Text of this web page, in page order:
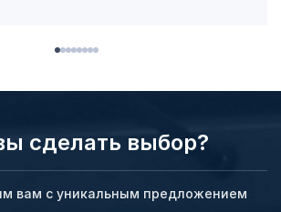
сделать выбор?
вам с уникальным предложением